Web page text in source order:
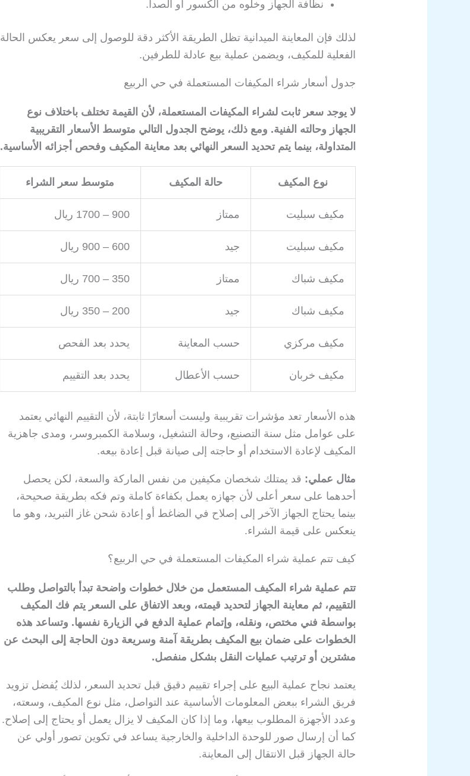
نظافة الجهاز وخلوه من الكسور أو الصدأ.
لذلك فإن المعاينة الميدانية تظل الطريقة الأكثر دقة للوصول إلى سعر يعكس الحالة
الفعلية للمكيف، ويضمن عملية بيع عادلة للطرفين.
جدول أسعار شراء المكيفات المستعملة في حي الربيع
لا يوجد سعر ثابت لشراء المكيفات المستعملة، لأن القيمة تختلف باختلاف نوع
الجهاز وحالته الفنية. ومع ذلك، يوضح الجدول التالي متوسط الأسعار التقريبية
المتداولة، بينما يتم تحديد السعر النهائي بعد معاينة المكيف وفحص أجزائه الأساسية.
نوع المكيف حالة المكيف متوسط سعر الشراء
مكيف سبليت ممتاز 900 – 1700 ريال
مكيف سبليت جيد 600 – 900 ريال
مكيف شباك ممتاز 350 – 700 ريال
مكيف شباك جيد 200 – 350 ريال
مكيف مركزي حسب المعاينة يحدد بعد الفحص
مكيف خربان حسب الأعطال يحدد بعد التقييم
هذه الأسعار تعد مؤشرات تقريبية وليست أسعارًا ثابتة، لأن التقييم النهائي يعتمد
على عوامل مثل سنة التصنيع، وحالة التشغيل، وسلامة الكمبروسر، ومدى جاهزية
المكيف لإعادة الاستخدام أو حاجته إلى صيانة قبل إعادة بيعه.
مثال عملي: قد يمتلك شخصان مكيفين من نفس الماركة والسعة، لكن يحصل
أحدهما على سعر أعلى لأن جهازه يعمل بكفاءة كاملة وتم فكه بطريقة صحيحة،
بينما يحتاج الجهاز الآخر إلى إصلاح في الضاغط أو إعادة شحن غاز التبريد، وهو ما
ينعكس على قيمة الشراء.
كيف تتم عملية شراء المكيفات المستعملة في حي الربيع؟
تتم عملية شراء المكيف المستعمل من خلال خطوات واضحة تبدأ بالتواصل وطلب
التقييم، ثم معاينة الجهاز لتحديد قيمته، وبعد الاتفاق على السعر يتم فك المكيف
بواسطة فني مختص، ونقله، وإتمام عملية الدفع في الزيارة نفسها. وتساعد هذه
الخطوات على ضمان بيع المكيف بطريقة آمنة وسريعة دون الحاجة إلى البحث عن
مشترين أو ترتيب عمليات النقل بشكل منفصل.
يعتمد نجاح عملية البيع على إجراء تقييم دقيق قبل تحديد السعر، لذلك يُفضل تزويد
فريق الشراء ببعض المعلومات الأساسية عند التواصل، مثل نوع المكيف، وسعته،
وعدد الأجهزة المطلوب بيعها، وما إذا كان المكيف لا يزال يعمل أو يحتاج إلى إصلاح.
كما أن إرسال صور للوحدة الداخلية والخارجية يساعد في تكوين تصور أولي عن
حالة الجهاز قبل الانتقال إلى المعاينة.